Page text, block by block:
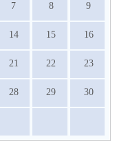
7 8 9
14 15 16
21 22 23
28 29 30